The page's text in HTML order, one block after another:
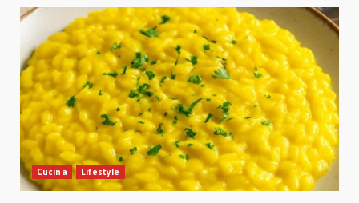
Cucina Lifestyle